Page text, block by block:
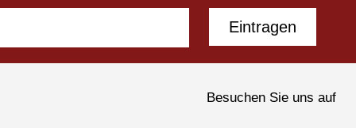
Eintragen
Besuchen Sie uns auf